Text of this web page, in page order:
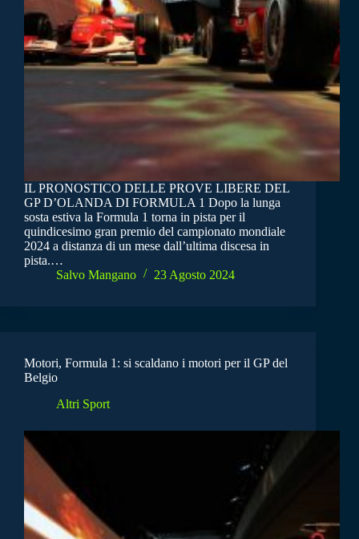
IL PRONOSTICO DELLE PROVE LIBERE DEL
GP D’OLANDA DI FORMULA 1 Dopo la lunga
sosta estiva la Formula 1 torna in pista per il
quindicesimo gran premio del campionato mondiale
2024 a distanza di un mese dall’ultima discesa in
pista.…
Salvo Mangano
23 Agosto 2024
Motori, Formula 1: si scaldano i motori per il GP del
Belgio
Altri Sport